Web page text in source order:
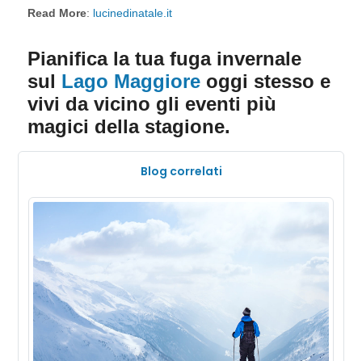
Read More: lucinedinatale.it
Pianifica la tua fuga invernale
sul Lago Maggiore oggi stesso e
vivi da vicino gli eventi più
magici della stagione.
Blog correlati